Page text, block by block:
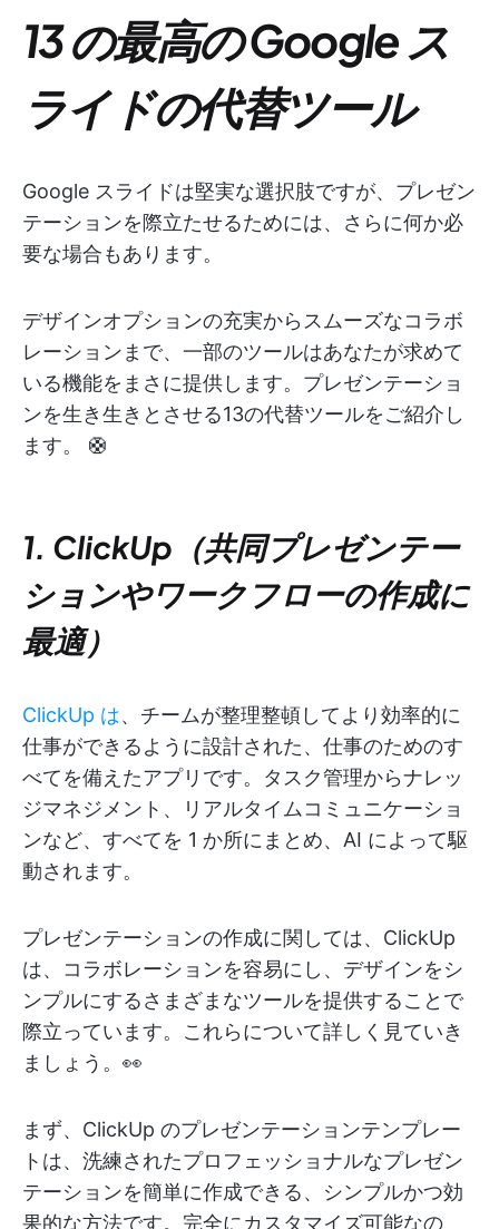
13 の最高の Google ス
ライドの代替ツール
Google スライドは堅実な選択肢ですが、プレゼン
テーションを際立たせるためには、さらに何か必
要な場合もあります。
デザインオプションの充実からスムーズなコラボ
レーションまで、一部のツールはあなたが求めて
いる機能をまさに提供します。プレゼンテーショ
ンを生き生きとさせる13の代替ツールをご紹介し
ます。 🛟
1. ClickUp（共同プレゼンテー
ションやワークフローの作成に
最適）
ClickUp は、チームが整理整頓してより効率的に
仕事ができるように設計された、仕事のためのす
べてを備えたアプリです。タスク管理からナレッ
ジマネジメント、リアルタイムコミュニケーショ
ンなど、すべてを 1 か所にまとめ、AI によって駆
動されます。
プレゼンテーションの作成に関しては、ClickUp
は、コラボレーションを容易にし、デザインをシ
ンプルにするさまざまなツールを提供することで
際立っています。これらについて詳しく見ていき
ましょう。👀
まず、ClickUp のプレゼンテーションテンプレー
トは、洗練されたプロフェッショナルなプレゼン
テーションを簡単に作成できる、シンプルかつ効
果的な方法です。完全にカスタマイズ可能なの